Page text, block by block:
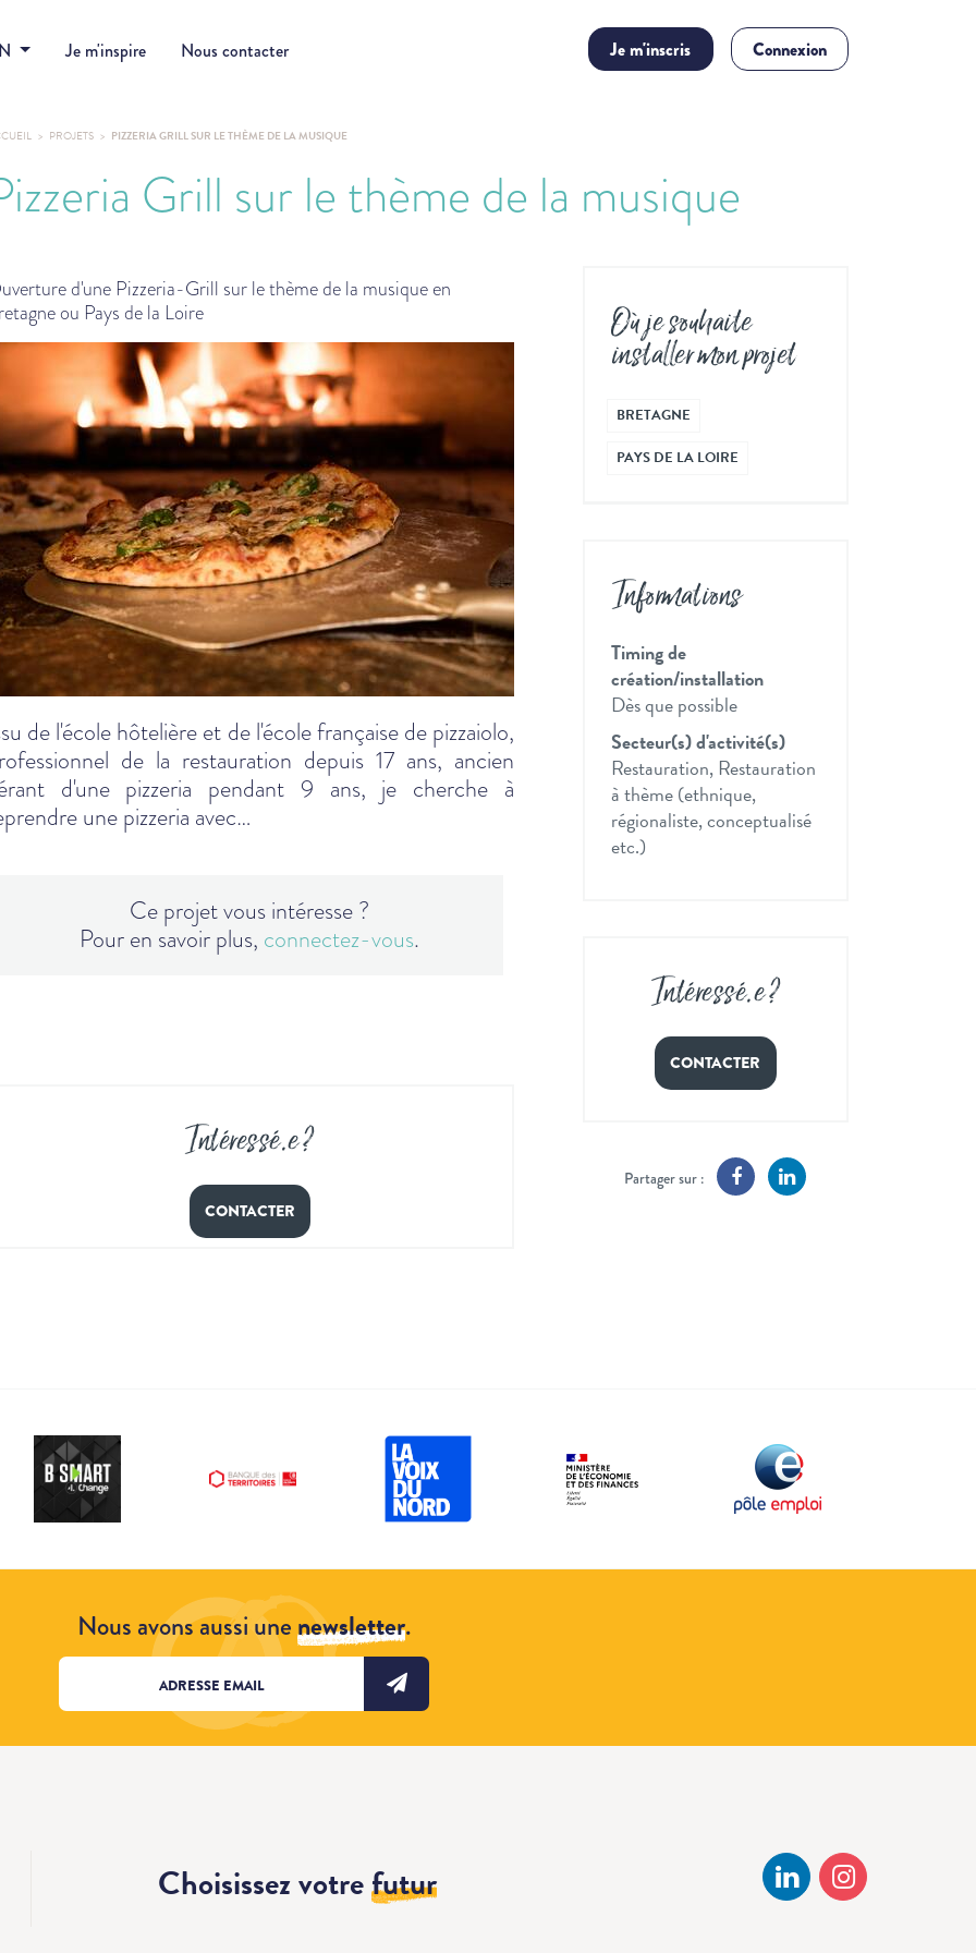
Je m'inspire Nous contacter Je m'inscris Connexion
PROJETS PIZZERIA GRILL SUR LE THÈME DE LA MUSIQUE
Grill sur le thème de la musique
d'une Pizzeria-Grill sur le thème de la musique en
ou Pays de la Loire
de l'école hôtelière et de l'école française de pizzaiolo,
de la restauration depuis 17 ans, ancien
d'une pizzeria pendant 9 ans, je cherche à
une pizzeria avec…
Ce projet vous intéresse ?
Pour en savoir plus, connectez-vous.
Intéressé.e ?
CONTACTER
Où je souhaite
installer mon projet
BRETAGNE
PAYS DE LA LOIRE
Informations
Timing de
création/installation
Dès que possible
Secteur(s) d'activité(s)
Restauration, Restauration
à thème (ethnique,
régionaliste, conceptualisé
etc.)
Intéressé.e ?
CONTACTER
Partager sur :
Nous avons aussi unenewsletter.
Choisissez votrefutur